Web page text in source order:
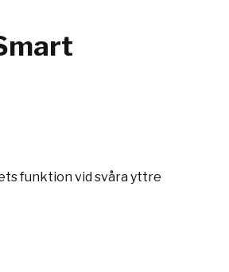
funktion vid svåra yttre